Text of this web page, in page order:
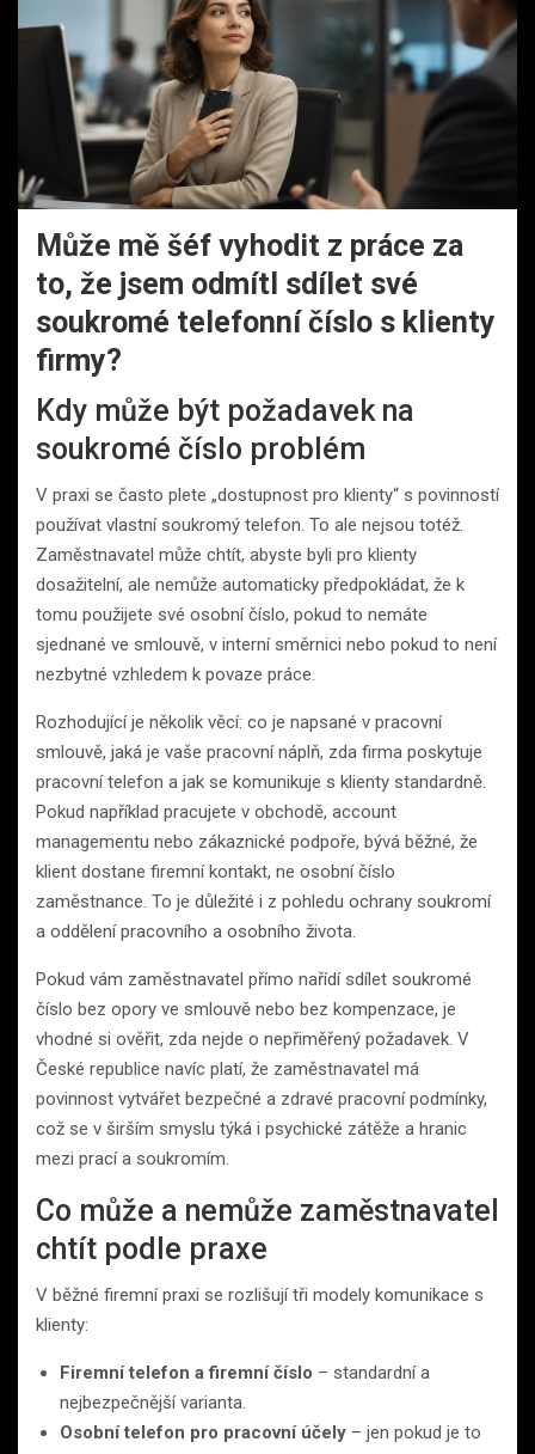
Může mě šéf vyhodit z práce za
to, že jsem odmítl sdílet své
soukromé telefonní číslo s klienty
firmy?
Kdy může být požadavek na
soukromé číslo problém
V praxi se často plete „dostupnost pro klienty“ s povinností
používat vlastní soukromý telefon. To ale nejsou totéž.
Zaměstnavatel může chtít, abyste byli pro klienty
dosažitelní, ale nemůže automaticky předpokládat, že k
tomu použijete své osobní číslo, pokud to nemáte
sjednané ve smlouvě, v interní směrnici nebo pokud to není
nezbytné vzhledem k povaze práce.
Rozhodující je několik věcí: co je napsané v pracovní
smlouvě, jaká je vaše pracovní náplň, zda firma poskytuje
pracovní telefon a jak se komunikuje s klienty standardně.
Pokud například pracujete v obchodě, account
managementu nebo zákaznické podpoře, bývá běžné, že
klient dostane firemní kontakt, ne osobní číslo
zaměstnance. To je důležité i z pohledu ochrany soukromí
a oddělení pracovního a osobního života.
Pokud vám zaměstnavatel přímo nařídí sdílet soukromé
číslo bez opory ve smlouvě nebo bez kompenzace, je
vhodné si ověřit, zda nejde o nepřiměřený požadavek. V
České republice navíc platí, že zaměstnavatel má
povinnost vytvářet bezpečné a zdravé pracovní podmínky,
což se v širším smyslu týká i psychické zátěže a hranic
mezi prací a soukromím.
Co může a nemůže zaměstnavatel
chtít podle praxe
V běžné firemní praxi se rozlišují tři modely komunikace s
klienty:
Firemní telefon a firemní číslo – standardní a
nejbezpečnější varianta.
Osobní telefon pro pracovní účely – jen pokud je to